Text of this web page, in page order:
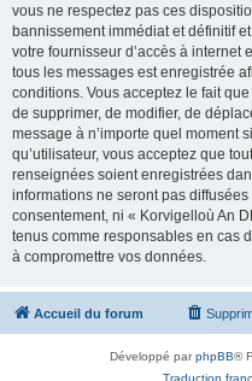
vous ne respectez pas ces
bannissement immédiat et définitif
votre fournisseur d’accès à internet
tous les messages est enregistrée
conditions. Vous acceptez le fait
de supprimer, de modifier, de
message à n’importe quel moment
qu’utilisateur, vous acceptez que
renseignées soient enregistrées
informations ne seront pas
consentement, ni « Korvigelloù An
tenus comme responsables en cas
à compromettre vos données.
Accueil du forum
Développé parphpBB®
Traduction